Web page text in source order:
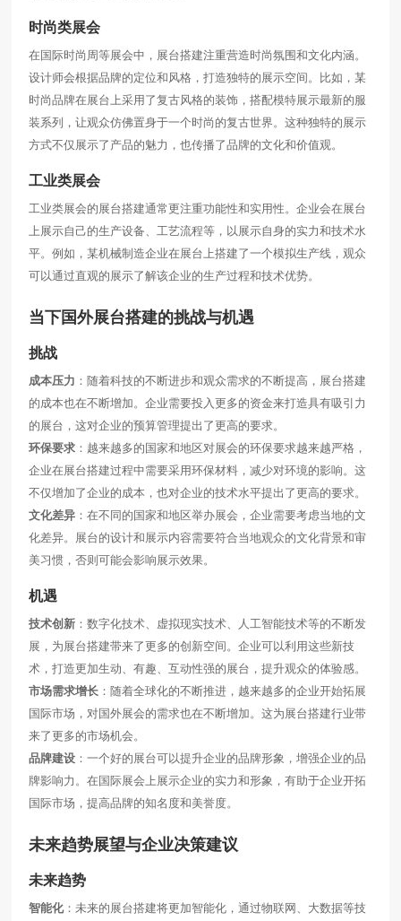
时尚类展会
在国际时尚周等展会中，展台搭建注重营造时尚氛围和文化内涵。
设计师会根据品牌的定位和风格，打造独特的展示空间。比如，某
时尚品牌在展台上采用了复古风格的装饰，搭配模特展示最新的服
装系列，让观众仿佛置身于一个时尚的复古世界。这种独特的展示
方式不仅展示了产品的魅力，也传播了品牌的文化和价值观。
工业类展会
工业类展会的展台搭建通常更注重功能性和实用性。企业会在展台
上展示自己的生产设备、工艺流程等，以展示自身的实力和技术水
平。例如，某机械制造企业在展台上搭建了一个模拟生产线，观众
可以通过直观的展示了解该企业的生产过程和技术优势。
当下国外展台搭建的挑战与机遇
挑战
成本压力 ：随着科技的不断进步和观众需求的不断提高，展台搭建
的成本也在不断增加。企业需要投入更多的资金来打造具有吸引力
的展台，这对企业的预算管理提出了更高的要求。
环保要求：越来越多的国家和地区对展会的环保要求越来越严格，
企业在展台搭建过程中需要采用环保材料，减少对环境的影响。这
不仅增加了企业的成本，也对企业的技术水平提出了更高的要求。
文化差异：在不同的国家和地区举办展会，企业需要考虑当地的文
化差异。展台的设计和展示内容需要符合当地观众的文化背景和审
美习惯，否则可能会影响展示效果。
机遇
技术创新：数字化技术、虚拟现实技术、人工智能技术等的不断发
展，为展台搭建带来了更多的创新空间。企业可以利用这些新技
术，打造更加生动、有趣、互动性强的展台，提升观众的体验感。
市场需求增长：随着全球化的不断推进，越来越多的企业开始拓展
国际市场，对国外展会的需求也在不断增加。这为展台搭建行业带
来了更多的市场机会。
品牌建设：一个好的展台可以提升企业的品牌形象，增强企业的品
牌影响力。在国际展会上展示企业的实力和形象，有助于企业开拓
国际市场，提高品牌的知名度和美誉度。
未来趋势展望与企业决策建议
未来趋势
智能化：未来的展台搭建将更加智能化，通过物联网、大数据等技